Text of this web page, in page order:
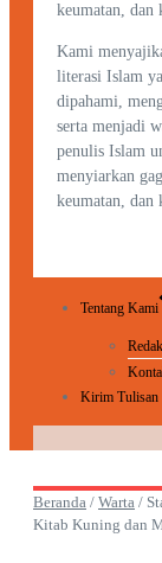
keumatan, dan
Kami
literasi Islam
dipahami,
serta menjadi
penulis Islam
menyiarkan
keumatan, dan
Tentang Kami
Kirim Tulisan
Beranda / Warta /
Kitab Kuning dan